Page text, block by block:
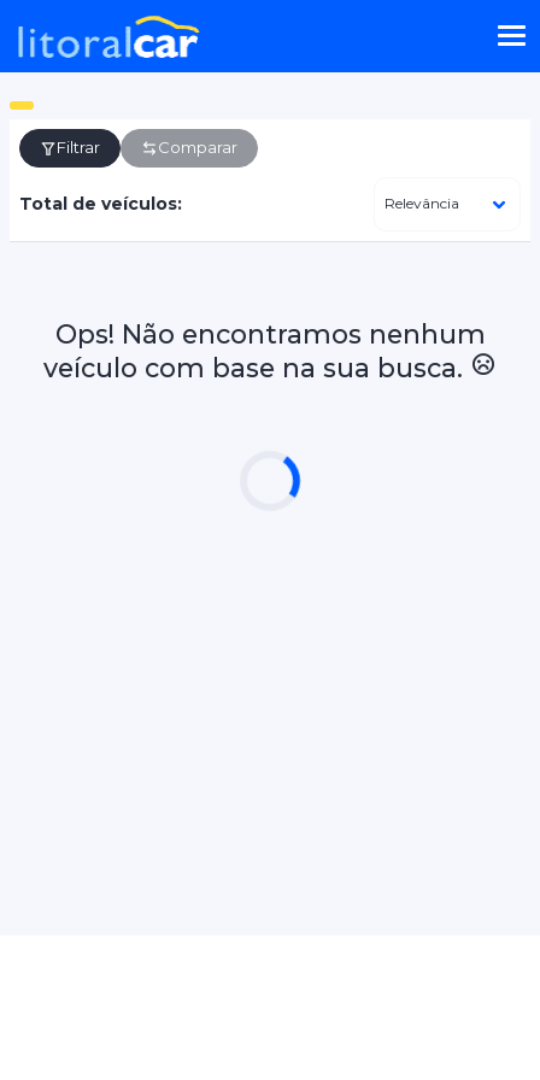
Filtrar Comparar
Total de veículos:
Ops! Não encontramos nenhum
veículo com base na sua busca.